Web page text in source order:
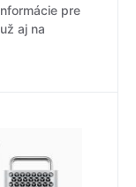
pre
aj na